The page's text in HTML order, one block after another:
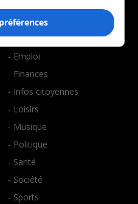
- Art de vivre
- Bien-être
- Emploi
- Finances
- Infos citoyennes
- Loisirs
- Musique
- Politique
- Santé
- Société
- Sports